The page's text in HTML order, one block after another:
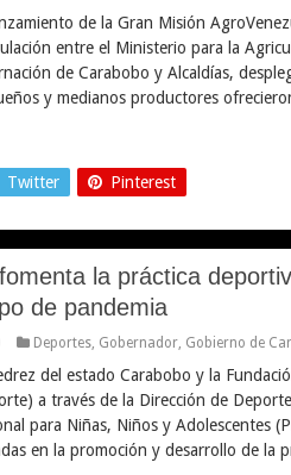
de la Gran Misión
entre el Ministerio para la
de Carabobo y Alcaldías,
y medianos productores
Twitter Pinterest
la práctica
de pandemia
Deportes Gobernador Gobierno de
del estado Carabobo y la
a través de la Dirección de
para Niñas, Niños y Adolescentes
en la promoción y desarrollo de la